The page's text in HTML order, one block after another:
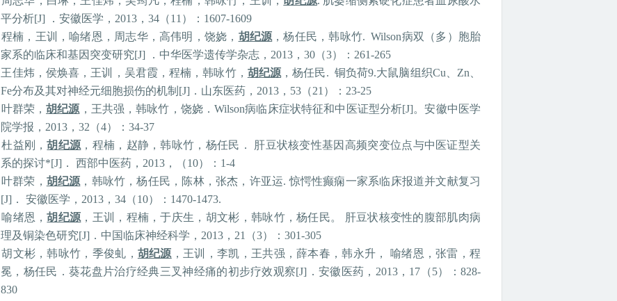
平分析[J] ．安徽医学， 2013 ， 34 （11 ）： 1607-1609
程楠，王训，喻绪恩，周志华，高伟明，饶娆， 胡纪源 ，杨任民，韩咏竹. Wilson病双（多）胞胎
家系的临床和基因突变研究[J] ．中华医学遗传学杂志， 2013 ， 30 （3）： 261-265
王佳炜，侯焕喜，王训， 吴君霞，程楠，韩咏竹， 胡纪源 ，杨任民. 铜负荷9.大鼠脑组织Cu Zn
Fe分布及其对神经元细胞损伤的机制 [J] ．山东医药， 2013 ， 53 （21 ）： 23-25
叶群荣，胡纪源 ，王共强，韩咏竹，饶娆．Wilson病临床症状特征和中医证型分析[J]。安徽中医学
院学报， 2013 ， 32 （4）： 34-37
杜益刚，胡纪源 ，程楠，赵静，韩咏竹，杨任民．
肝豆状核变性基因高频突变位点与中医证型关
系的探讨*[J] ． 西部中医药， 2013 ，（10）： 1-4
叶群荣， 胡纪源 ，韩咏竹，杨任民，陈林，张杰，许亚运.惊愕性癫痫一家系临床报道并文献复习
[J] ． 安徽医学， 2013 ， 34 （10）： 1470-1473.
喻绪恩，胡纪源 ，王训，程楠，于庆生，胡文彬，韩咏竹，杨任民。
肝豆状核变性的腹部肌肉病
理及铜染色研究[J] ．中国临床神经科学， 2013 ， 21 （3）： 301-305
胡文彬，韩咏竹，季俊虬， 胡纪源 ，王训，李凯，王共强，薛本春，韩永升，
喻绪恩，张雷，程
冕，杨任民．葵花盘片治疗经典三叉神经痛的初步疗效观察[J] ．安徽医药， 2013， 17 （5）：828-
830